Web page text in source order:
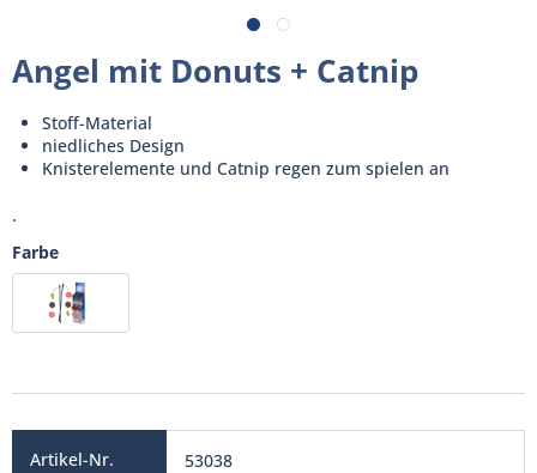
Angel mit Donuts + Catnip
Stoff-Material
niedliches Design
Knisterelemente und Catnip regen zum spielen an
.
Farbe
53038